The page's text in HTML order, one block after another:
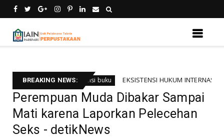
BREAKING NEWS:
Resensi buku EKSISTENSI HUKUM INTERNASIONAL BAGI
Perempuan Muda Dibakar Sampai
Mati karena Laporkan Pelecehan
Seks - detikNews